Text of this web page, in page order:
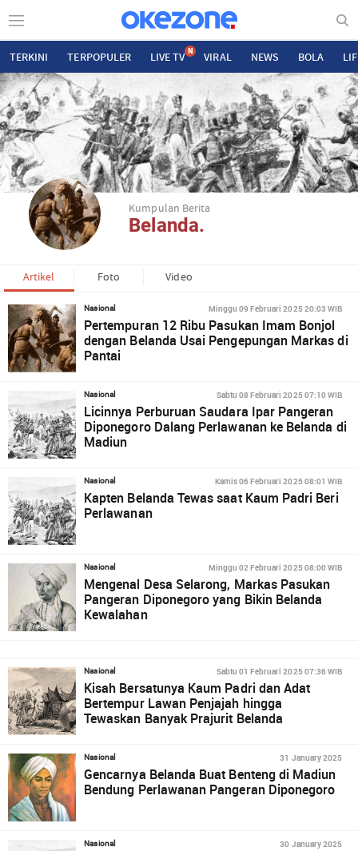
TERKINI TERPOPULER LIVE TV N VIRAL NEWS BOLA
Kumpulan Berita
Belanda.
Artikel Foto Video
Nasional Minggu 09 Februari 2025 20:03 WIB
Pertempuran 12 Ribu Pasukan Imam Bonjol
dengan Belanda Usai Pengepungan Markas di
Pantai
Nasional Sabtu 08 Februari 2025 07:10 WIB
Licinnya Perburuan Saudara Ipar Pangeran
Diponegoro Dalang Perlawanan ke Belanda di
Madiun
Nasional Kamis 06 Februari 2025 08:01 WIB
Kapten Belanda Tewas saat Kaum Padri Beri
Perlawanan
Nasional Minggu 02 Februari 2025 08:00 WIB
Mengenal Desa Selarong, Markas Pasukan
Pangeran Diponegoro yang Bikin Belanda
Kewalahan
Nasional Sabtu 01 Februari 2025 07:36 WIB
Kisah Bersatunya Kaum Padri dan Adat
Bertempur Lawan Penjajah hingga
Tewaskan Banyak Prajurit Belanda
Nasional 31 January 2025
Gencarnya Belanda Buat Benteng di Madiun
Bendung Perlawanan Pangeran Diponegoro
Nasional 30 January 2025